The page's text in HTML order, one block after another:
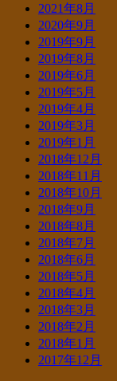
2021年8月
2020年9月
2019年9月
2019年8月
2019年6月
2019年5月
2019年4月
2019年3月
2019年1月
2018年12月
2018年11月
2018年10月
2018年9月
2018年8月
2018年7月
2018年6月
2018年5月
2018年4月
2018年3月
2018年2月
2018年1月
2017年12月